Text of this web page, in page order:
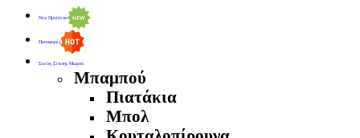
Νέα Προϊόντα
Προσφορές
Σκεύη Σίτισης Μωρού
Μπαμπού
Πιατάκια
Μπολ